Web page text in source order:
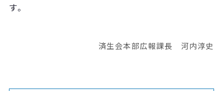
す。
済生会本部広報課長 河内淳史